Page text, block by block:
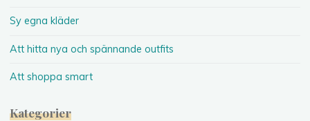
Sy egna kläder
Att hitta nya och spännande outfits
Att shoppa smart
Kategorier